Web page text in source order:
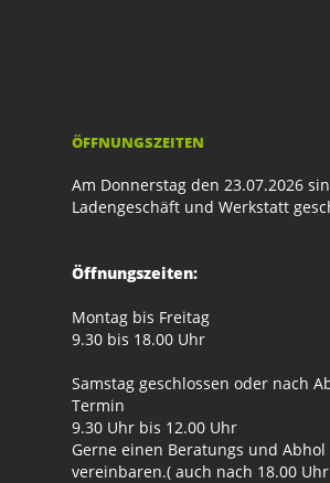
ÖFFNUNGSZEITEN
Am Donnerstag den 23.07.2026
Ladengeschäft und Werkstatt
Öffnungszeiten:
Montag bis Freitag
9.30 bis 18.00 Uhr
Samstag geschlossen oder nach
Termin
9.30 Uhr bis 12.00 Uhr
Gerne einen Beratungs und Abhol
vereinbaren.( auch nach 18.00